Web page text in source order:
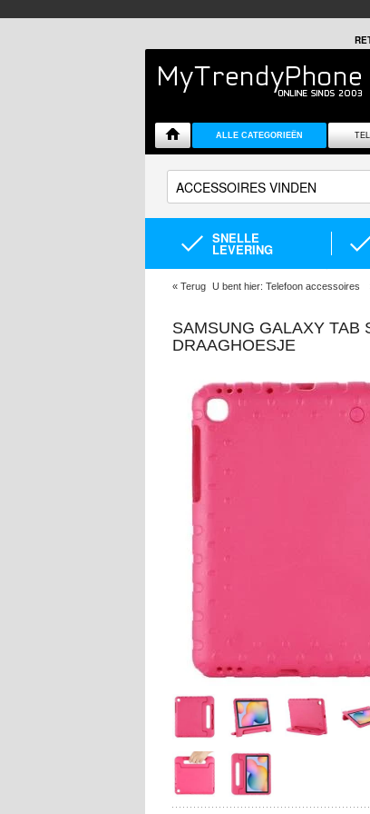
ALLE CATEGORIEËN
SNELLE
LEVERING
« Terug U bent hier: Telefoon accessoires
SAMSUNG GALAXY TAB
DRAAGHOESJE